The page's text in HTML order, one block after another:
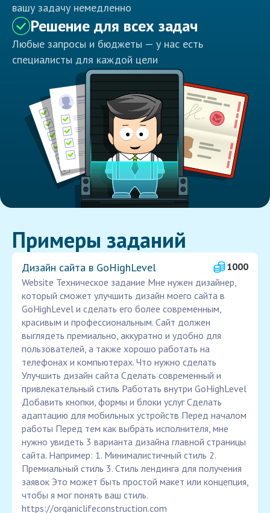
вашу задачу немедленно
Решение для всех задач
Любые запросы и бюджеты — у нас есть
специалисты для каждой цели
Примеры заданий
Дизайн сайта в GoHighLevel
1000
Website Техническое задание Мне нужен дизайнер,
который сможет улучшить дизайн моего сайта в
GoHighLevel и сделать его более современным,
красивым и профессиональным. Сайт должен
выглядеть премиально, аккуратно и удобно для
пользователей, а также хорошо работать на
телефонах и компьютерах. Что нужно сделать
Улучшить дизайн сайта Сделать современный и
привлекательный стиль Работать внутри GoHighLevel
Добавить кнопки, формы и блоки услуг Сделать
адаптацию для мобильных устройств Перед началом
работы Перед тем как выбрать исполнителя, мне
нужно увидеть 3 варианта дизайна главной страницы
сайта. Например: 1. Минималистичный стиль 2.
Премиальный стиль 3. Стиль лендинга для получения
заявок Это может быть простой макет или концепция,
чтобы я мог понять ваш стиль.
https://organiclifeconstruction.com